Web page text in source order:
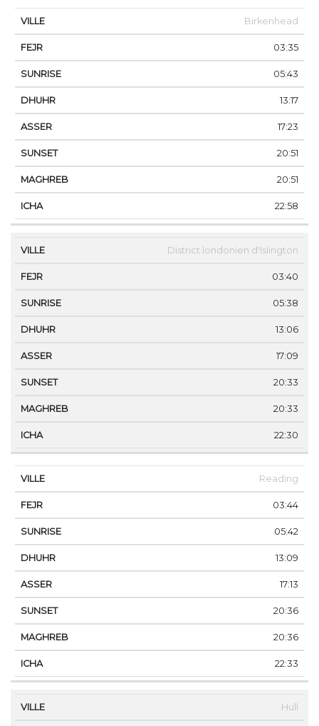
Birkenhead
03:35
05:43
13:17
17:23
20:51
20:51
22:58
District londonien d'Islington
03:40
05:38
13:06
17:09
20:33
20:33
22:30
Reading
03:44
05:42
13:09
17:13
20:36
20:36
22:33
Hull